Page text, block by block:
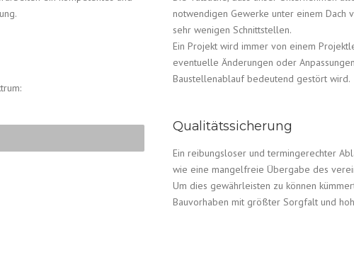
notwendigen Gewerke unter einem Dach
sehr wenigen Schnittstellen.
Ein Projekt wird immer von einem
eventuelle Änderungen oder
Baustellenablauf bedeutend gestört wird.
Qualitätssicherung
Ein reibungsloser und termingerechter
wie eine mangelfreie Übergabe des
Um dies gewährleisten zu können
Bauvorhaben mit größter Sorgfalt und